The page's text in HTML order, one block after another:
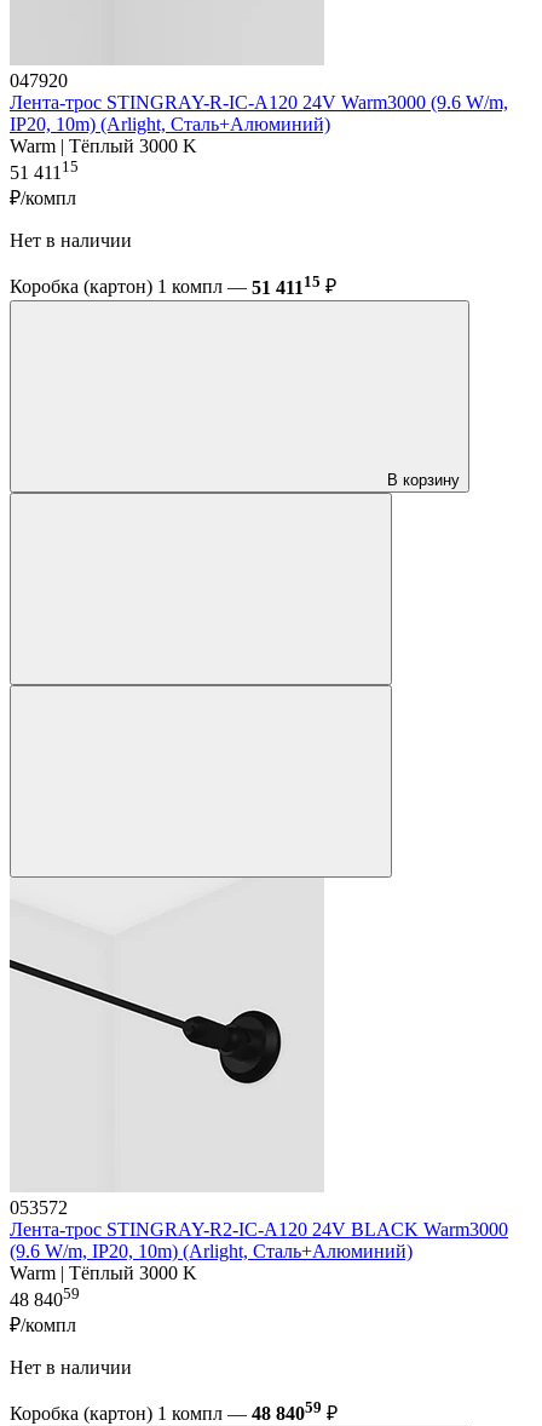
047920
Лента-трос STINGRAY-R-IC-A120 24V Warm3000 (9.6 W/m,
IP20, 10m) (Arlight, Сталь+Алюминий)
Warm | Тёплый 3000 K
51 41115
₽/компл
Нет в наличии
Коробка (картон) 1 компл — 51 411 15 ₽
В корзину
053572
Лента-трос STINGRAY-R2-IC-A120 24V BLACK Warm3000
(9.6 W/m, IP20, 10m) (Arlight, Сталь+Алюминий)
Warm | Тёплый 3000 K
48 84059
₽/компл
Нет в наличии
Коробка (картон) 1 компл — 48 84059 ₽